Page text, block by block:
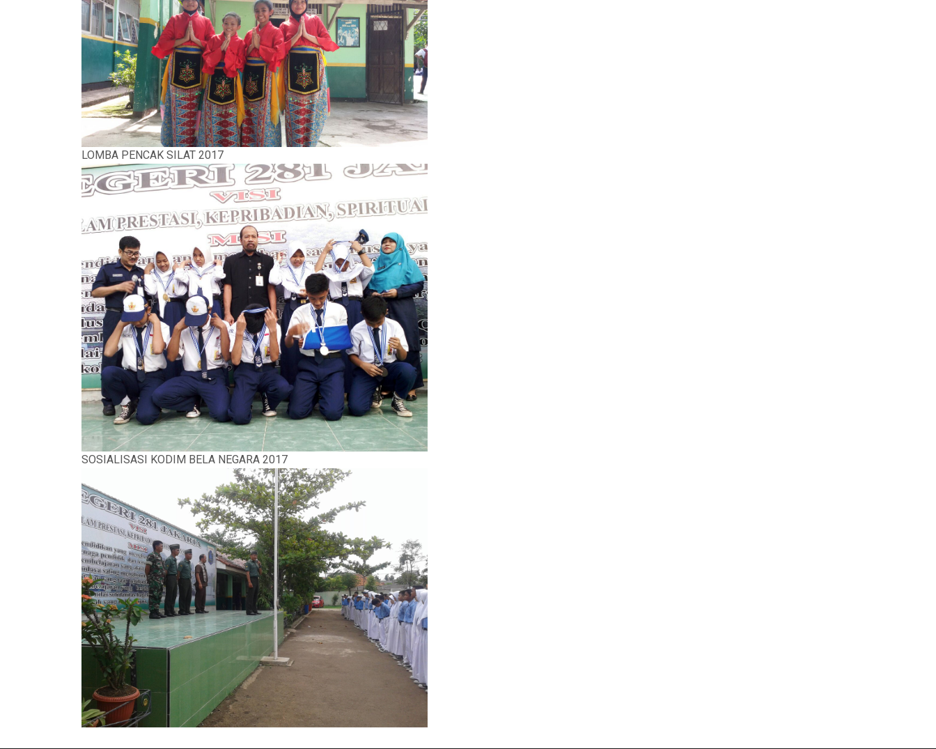
LOMBA PENCAK SILAT 2017
SOSIALISASI KODIM BELA NEGARA 2017